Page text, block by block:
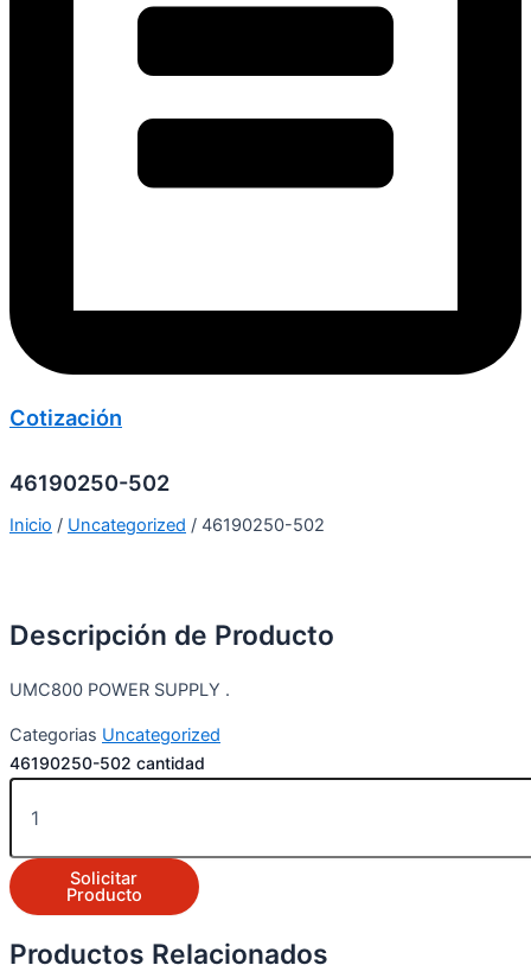
Cotización
46190250-502
Inicio / Uncategorized / 46190250-502
Descripción de Producto
UMC800 POWER SUPPLY .
Categorias Uncategorized
46190250-502 cantidad
Solicitar
Producto
Productos Relacionados